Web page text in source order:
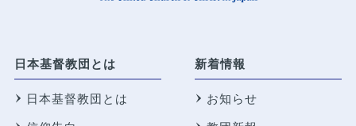
日本基督教団とは
日本基督教団とは
新着情報
お知らせ